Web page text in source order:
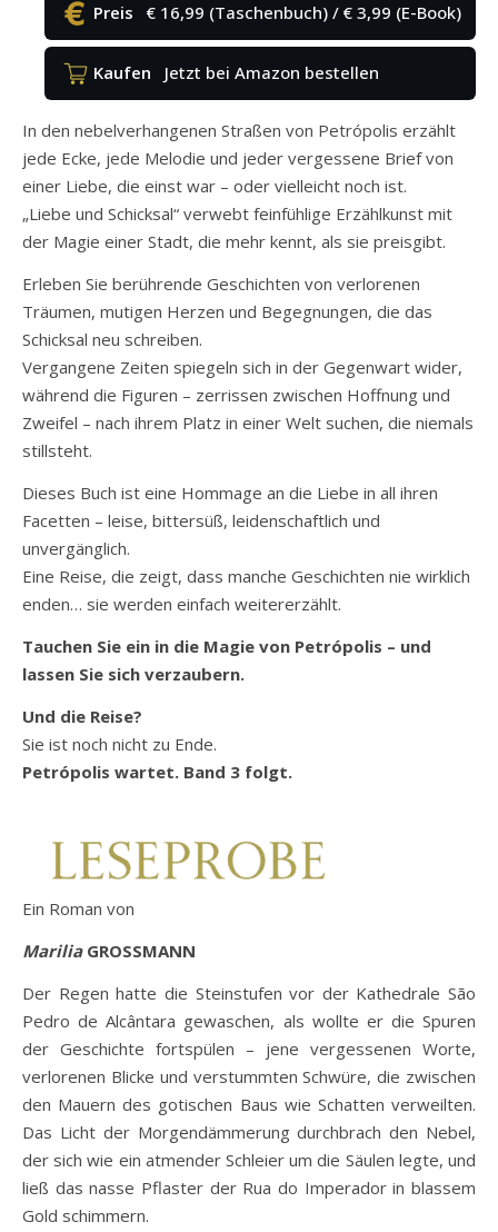
Preis € 16,99 (Taschenbuch) / € 3,99 (E-Book)
Kaufen Jetzt bei Amazon bestellen
In den nebelverhangenen Straßen von Petrópolis erzählt
jede Ecke, jede Melodie und jeder vergessene Brief von
einer Liebe, die einst war – oder vielleicht noch ist.
„Liebe und Schicksal“ verwebt feinfühlige Erzählkunst mit
der Magie einer Stadt, die mehr kennt, als sie preisgibt.
Erleben Sie berührende Geschichten von verlorenen
Träumen, mutigen Herzen und Begegnungen, die das
Schicksal neu schreiben.
Vergangene Zeiten spiegeln sich in der Gegenwart wider,
während die Figuren – zerrissen zwischen Hoffnung und
Zweifel – nach ihrem Platz in einer Welt suchen, die niemals
stillsteht.
Dieses Buch ist eine Hommage an die Liebe in all ihren
Facetten – leise, bittersüß, leidenschaftlich und
unvergänglich.
Eine Reise, die zeigt, dass manche Geschichten nie wirklich
enden… sie werden einfach weitererzählt.
Tauchen Sie ein in die Magie von Petrópolis – und
lassen Sie sich verzaubern.
Und die Reise?
Sie ist noch nicht zu Ende.
Petrópolis wartet. Band 3 folgt.
Ein Roman von
MariliaGROSSMANN
Der Regen hatte die Steinstufen vor der Kathedrale São
Pedro de Alcântara gewaschen, als wollte er die Spuren
der Geschichte fortspülen – jene vergessenen Worte,
verlorenen Blicke und verstummten Schwüre, die zwischen
den Mauern des gotischen Baus wie Schatten verweilten.
Das Licht der Morgendämmerung durchbrach den Nebel,
der sich wie ein atmender Schleier um die Säulen legte, und
ließ das nasse Pflaster der Rua do Imperador in blassem
Gold schimmern.